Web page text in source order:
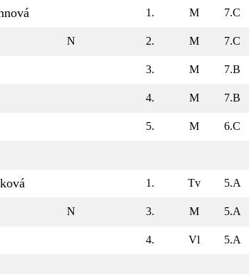
1. M 7.C
N 2. M 7.C
3. M 7.B
4. M 7.B
5. M 6.C
1. Tv 5.A
N 3. M 5.A
4. Vl 5.A